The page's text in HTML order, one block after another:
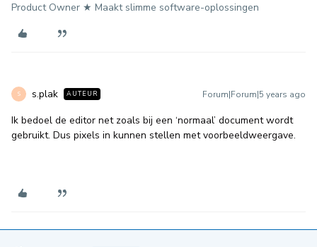
Product Owner ★ Maakt slimme software-oplossingen
S s.plak AUTEUR Forum|Forum|5 years ago
Ik bedoel de editor net zoals bij een ‘normaal’ document wordt
gebruikt. Dus pixels in kunnen stellen met voorbeeldweergave.